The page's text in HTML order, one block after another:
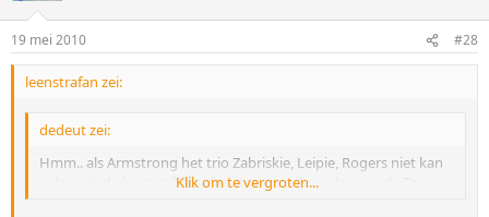
19 mei 2010 #28
leenstrafan zei:
dedeut zei:
Hmm.. als Armstrong het trio Zabriskie, Leipie, Rogers niet kan
volgen in de bergen belooft dat niet veel goeds voor de Tour...
Klik om te vergroten...